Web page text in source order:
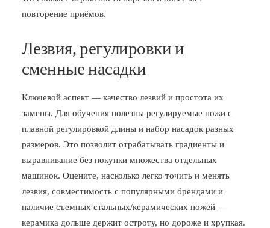
повторение приёмов.
Лезвия, регулировки и
сменные насадки
Ключевой аспект — качество лезвий и простота их
замены. Для обучения полезны регулируемые ножи с
плавной регулировкой длины и набор насадок разных
размеров. Это позволит отрабатывать градиенты и
выравнивание без покупки множества отдельных
машинок. Оцените, насколько легко точить и менять
лезвия, совместимость с популярными брендами и
наличие съемных стальных/керамических ножей —
керамика дольше держит остроту, но дороже и хрупкая.